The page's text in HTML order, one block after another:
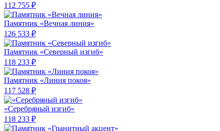
112 755 ₽
Памятник «Вечная линия»
126 533 ₽
Памятник «Северный изгиб»
118 233 ₽
Памятник «Линия покоя»
117 528 ₽
«Серебряный изгиб»
118 233 ₽